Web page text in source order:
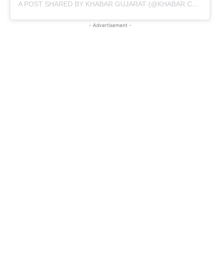
A POST SHARED BY KHABAR GUJARAT (@KHABAR.COMMUNICATION)
- Advertisement -